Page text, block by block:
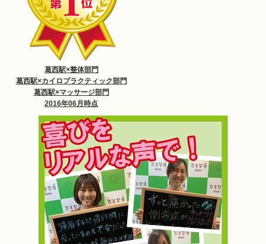
葛西駅×整体部門
葛西駅×カイロプラクティック部門
葛西駅×マッサージ部門
2016年06月時点